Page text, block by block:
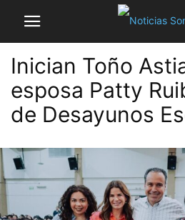
Inician Toño
esposa Patty
de Desayunos